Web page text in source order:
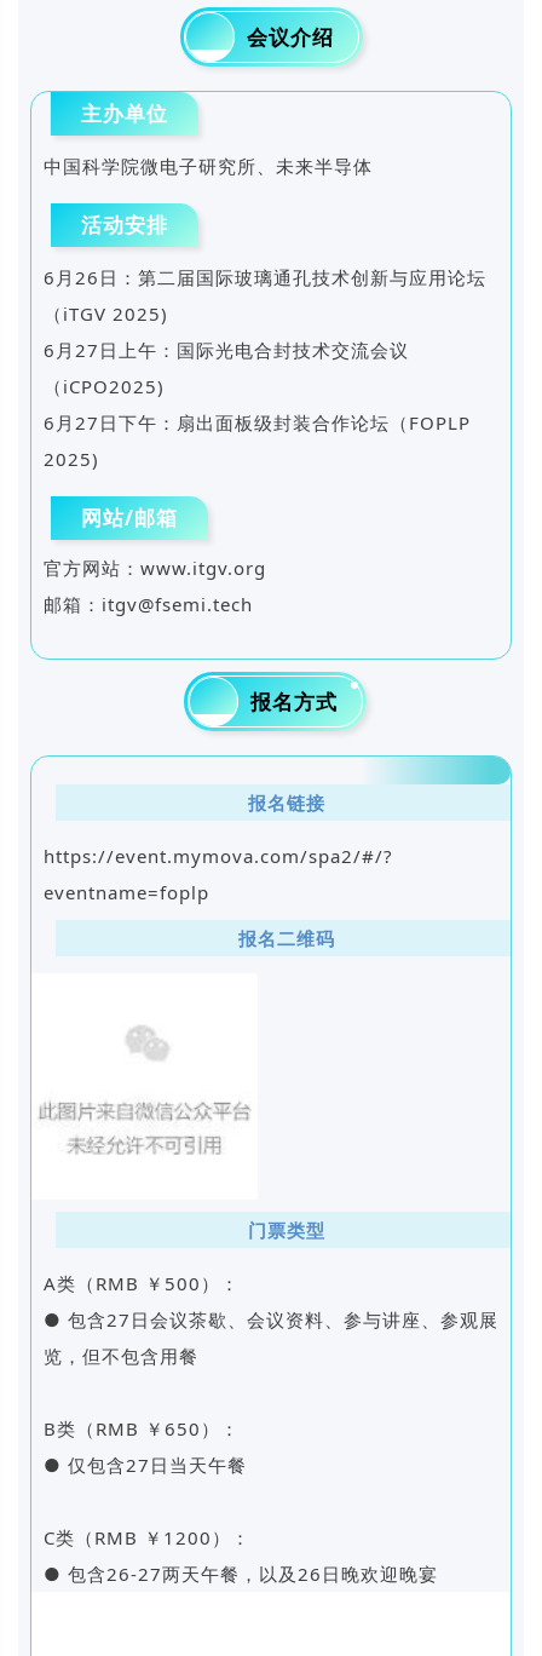
01 会议介绍
主办单位
中国科学院微电子研究所、未来半导体
活动安排
6月26日：第二届国际玻璃通孔技术创新与应用论坛
（iTGV 2025)
6月27日上午：国际光电合封技术交流会议
（iCPO2025)
6月27日下午：扇出面板级封装合作论坛（FOPLP
2025)
网站/邮箱
官方网站：www.itgv.org
邮箱：itgv@fsemi.tech
02 报名方式
报名链接
https://event.mymova.com/spa2/#/?
eventname=foplp
报名二维码
门票类型
A类（RMB ￥500）：
● 包含27日会议茶歇、会议资料、参与讲座、参观展
览，但不包含用餐
B类（RMB ￥650）：
● 仅包含27日当天午餐
C类（RMB ￥1200）：
● 包含26-27两天午餐，以及26日晚欢迎晚宴